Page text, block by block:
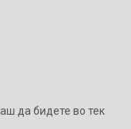
да бидете во тек